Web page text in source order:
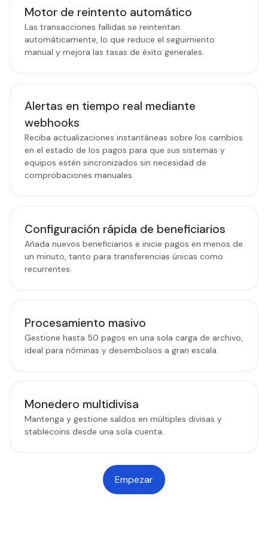
Motor de reintento automático
Las transacciones fallidas se reintentan
automáticamente, lo que reduce el seguimiento
manual y mejora las tasas de éxito generales.
Alertas en tiempo real mediante
webhooks
Reciba actualizaciones instantáneas sobre los cambios
en el estado de los pagos para que sus sistemas y
equipos estén sincronizados sin necesidad de
comprobaciones manuales.
Configuración rápida de beneficiarios
Añada nuevos beneficiarios e inicie pagos en menos de
un minuto, tanto para transferencias únicas como
recurrentes.
Procesamiento masivo
Gestione hasta 50 pagos en una sola carga de archivo,
ideal para nóminas y desembolsos a gran escala.
Monedero multidivisa
Mantenga y gestione saldos en múltiples divisas y
stablecoins desde una sola cuenta.
Empezar